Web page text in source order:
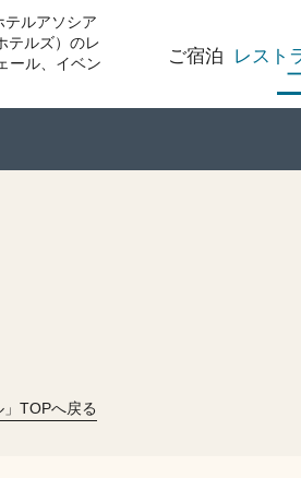
テルアソシア
テルズ）のレ
ール、イベン
ご宿泊
レスト
TOPへ戻る